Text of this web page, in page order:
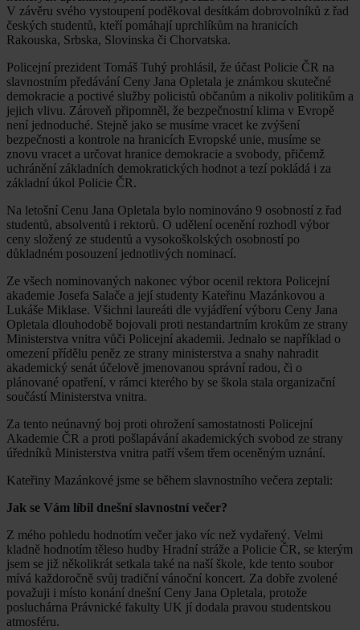
V závěru svého vystoupení poděkoval desítkám dobrovolníků z řad
českých studentů, kteří pomáhají uprchlíkům na hranicích
Rakouska, Srbska, Slovinska či Chorvatska.
Policejní prezident Tomáš Tuhý prohlásil, že účast Policie ČR na
slavnostním předávání Ceny Jana Opletala je známkou skutečné
demokracie a poctivé služby policistů občanům a nikoliv politikům a
jejich vlivu. Zároveň připomněl, že bezpečnostní klima v Evropě
není jednoduché. Stejně jako se musíme vracet ke zvýšení
bezpečnosti a kontrole na hranicích Evropské unie, musíme se
znovu vracet a určovat hranice demokracie a svobody, přičemž
uchránění základních demokratických hodnot a tezí pokládá i za
základní úkol Policie ČR.
Na letošní Cenu Jana Opletala bylo nominováno 9 osobností z řad
studentů, absolventů i rektorů. O udělení ocenění rozhodl výbor
ceny složený ze studentů a vysokoškolských osobností po
důkladném posouzení jednotlivých nominací.
Ze všech nominovaných nakonec výbor ocenil rektora Policejní
akademie Josefa Salače a její studenty Kateřinu Mazánkovou a
Lukáše Miklase. Všichni laureáti dle vyjádření výboru Ceny Jana
Opletala dlouhodobě bojovali proti nestandartním krokům ze strany
Ministerstva vnitra vůči Policejní akademii. Jednalo se například o
omezení přídělu peněz ze strany ministerstva a snahy nahradit
akademický senát účelově jmenovanou správní radou, či o
plánované opatření, v rámci kterého by se škola stala organizační
součástí Ministerstva vnitra.
Za tento neúnavný boj proti ohrožení samostatnosti Policejní
Akademie ČR a proti pošlapávání akademických svobod ze strany
úředníků Ministerstva vnitra patří všem třem oceněným uznání.
Kateřiny Mazánkové jsme se během slavnostního večera zeptali:
Jak se Vám líbil dnešní slavnostní večer?
Z mého pohledu hodnotím večer jako víc než vydařený. Velmi
kladně hodnotím těleso hudby Hradní stráže a Policie ČR, se kterým
jsem se již několikrát setkala také na naší škole, kde tento soubor
mívá každoročně svůj tradiční vánoční koncert. Za dobře zvolené
považuji i místo konání dnešní Ceny Jana Opletala, protože
posluchárna Právnické fakulty UK jí dodala pravou studentskou
atmosféru.